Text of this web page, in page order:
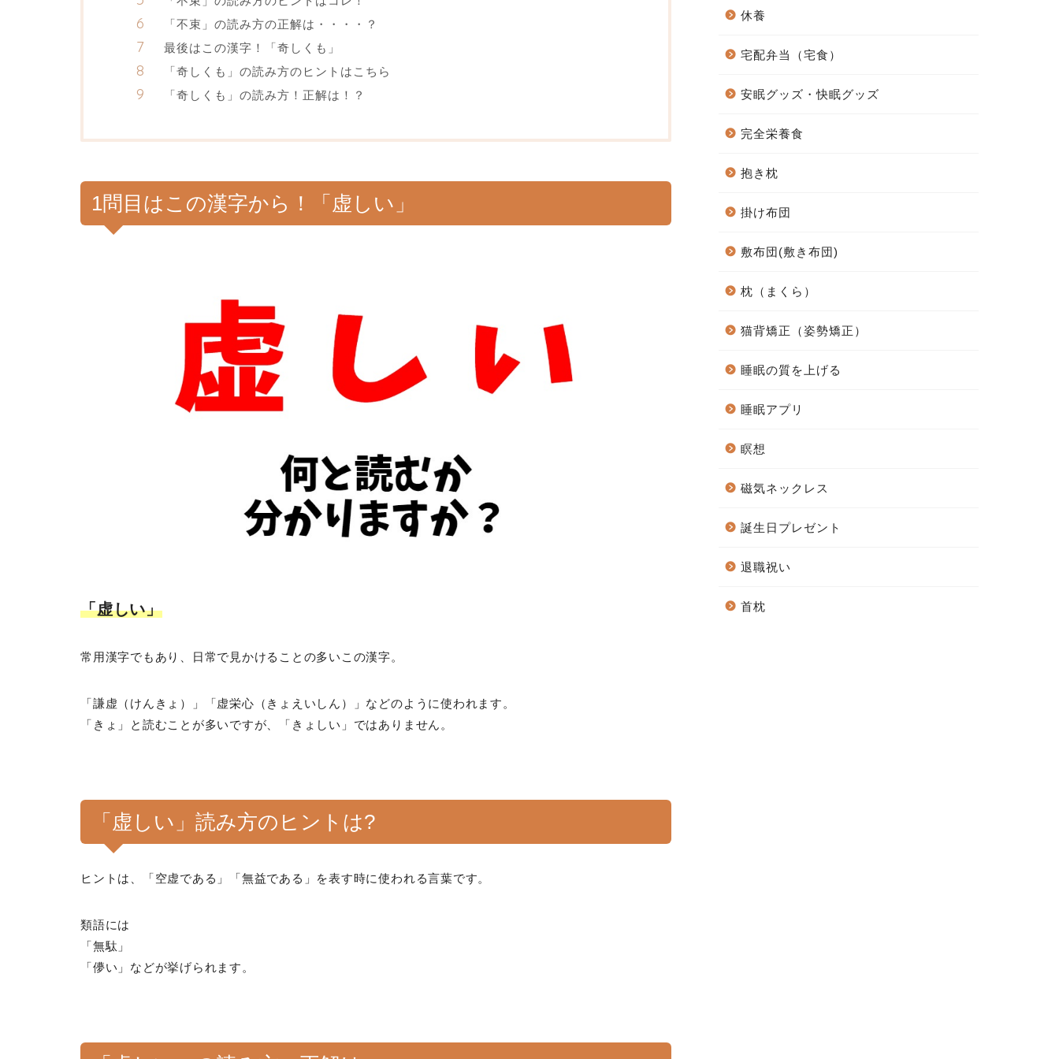
「不束」の読み方の正解は・・・・？
最後はこの漢字！「奇しくも」
「奇しくも」の読み方のヒントはこちら
「奇しくも」の読み方！正解は！？
1問目はこの漢字から！「虚しい」
「虚しい」
常用漢字でもあり、日常で見かけることの多いこの漢字。
「謙虚（けんきょ）」「虚栄心（きょえいしん）」などのように使われます。
「きょ」と読むことが多いですが、「きょしい」ではありません。
「虚しい」読み方のヒントは?
ヒントは、「空虚である」「無益である」を表す時に使われる言葉です。
類語には
「無駄」
「儚い」などが挙げられます。
休養
宅配弁当（宅食）
安眠グッズ・快眠グッズ
完全栄養食
抱き枕
掛け布団
敷布団(敷き布団)
枕（まくら）
猫背矯正（姿勢矯正）
睡眠の質を上げる
睡眠アプリ
瞑想
磁気ネックレス
誕生日プレゼント
退職祝い
首枕